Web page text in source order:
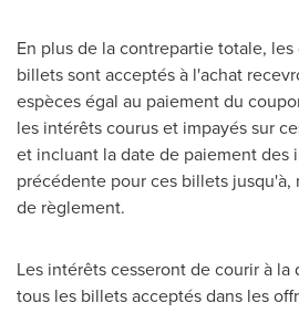
En plus de la contrepartie totale,
billets sont acceptés à l'achat
espèces égal au paiement du
les intérêts courus et impayés sur
et incluant la date de paiement des
précédente pour ces billets jusqu'à,
de règlement.
Les intérêts cesseront de courir à
tous les billets acceptés dans les